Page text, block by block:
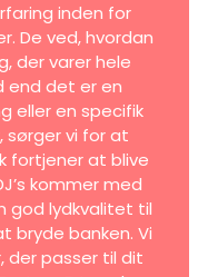
inden for
De ved, hvordan
der varer hele
end det er en
eller en specifik
vi for at
fortjener at blive
kommer med
god lydkvalitet til
bryde banken. Vi
der passer til dit